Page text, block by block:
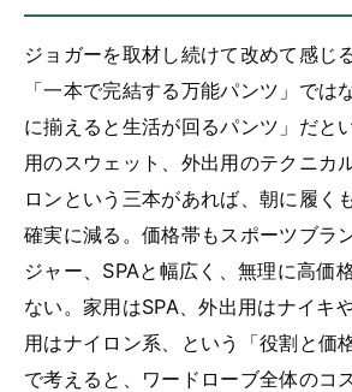
ジョガーを取材し続けて改めて感じ
「一本で完結する万能パンツ」では
に揃えると生活が回るパンツ」だと
用のスウェット、外出用のテクニカ
ロンという三本があれば、朝に履く
確実に減る。価格帯もスポーツブラ
ジャー、SPAと幅広く、無理に高価
ない。家用はSPA、外出用はナイキ
用はナイロン系、という「役割と価
で考えると、ワードローブ全体のコ